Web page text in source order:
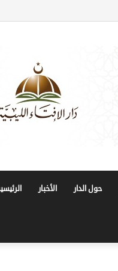
حول الدار الأخبار